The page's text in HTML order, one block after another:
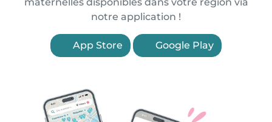
notre application !
App Store Google Play